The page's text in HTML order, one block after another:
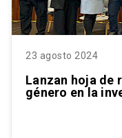
23 agosto 2024
Lanzan hoja de
género en la